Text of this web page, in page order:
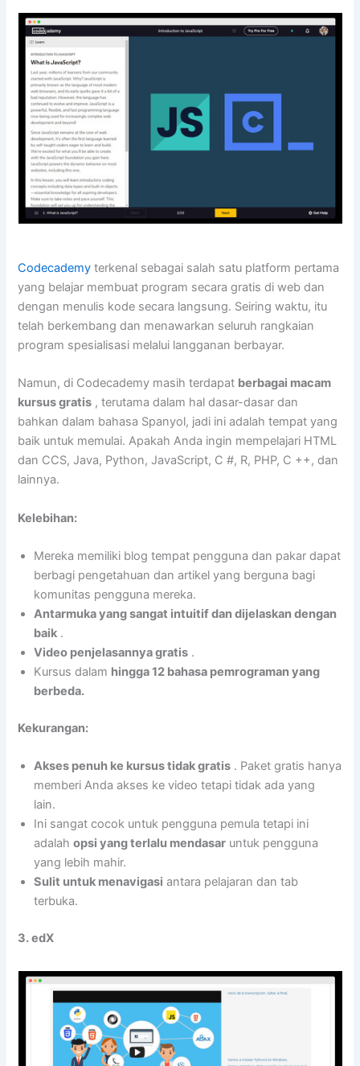
Codecademy terkenal sebagai salah satu platform pertama
yang belajar membuat program secara gratis di web dan
dengan menulis kode secara langsung. Seiring waktu, itu
telah berkembang dan menawarkan seluruh rangkaian
program spesialisasi melalui langganan berbayar.
Namun, di Codecademy masih terdapat berbagai macam
kursus gratis , terutama dalam hal dasar-dasar dan
bahkan dalam bahasa Spanyol, jadi ini adalah tempat yang
baik untuk memulai. Apakah Anda ingin mempelajari HTML
dan CCS, Java, Python, JavaScript, C #, R, PHP, C ++, dan
lainnya.
Kelebihan:
Mereka memiliki blog tempat pengguna dan pakar dapat
berbagi pengetahuan dan artikel yang berguna bagi
komunitas pengguna mereka.
Antarmuka yang sangat intuitif dan dijelaskan dengan
baik .
Video penjelasannya gratis .
Kursus dalam hingga 12 bahasa pemrograman yang
berbeda.
Kekurangan:
Akses penuh ke kursus tidak gratis . Paket gratis hanya
memberi Anda akses ke video tetapi tidak ada yang
lain.
Ini sangat cocok untuk pengguna pemula tetapi ini
adalahopsi yang terlalu mendasar untuk pengguna
yang lebih mahir.
Sulit untuk menavigasi antara pelajaran dan tab
terbuka.
3. edX